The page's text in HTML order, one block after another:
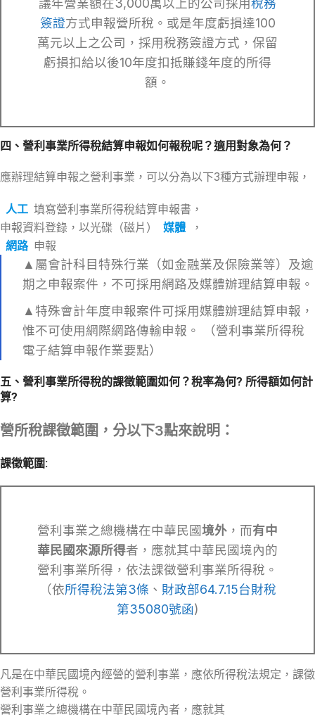
簽證方式申報營所稅。或是年度虧損達100
萬元以上之公司，採用稅務簽證方式，保留
虧損扣給以後10年度扣抵賺錢年度的所得
額。
四、營利事業所得稅結算申報如何報稅呢？適用對象為何？
應辦理結算申報之營利事業，可以分為以下3種方式辦理申報，
人工 填寫營利事業所得稅結算申報書，
申報資料登錄，以光碟（磁片）
媒體
，
網路 申報
▲屬會計科目特殊行業（如金融業及保險業等）及逾
期之申報案件，不可採用網路及媒體辦理結算申報。
▲特殊會計年度申報案件可採用媒體辦理結算申報，
惟不可使用網際網路傳輸申報。 （營利事業所得稅
電子結算申報作業要點）
五、營利事業所得稅的課徵範圍如何？稅率為何? 所得額如何計
算?
營所稅課徵範圍，分以下3點來說明：
課徵範圍:
營利事業之總機構在中華民國境外 ，而有中
華民國來源所得者，應就其中華民國境內的
營利事業所得，依法課徵營利事業所得稅。
（依所得稅法第3條 、 財政部64.7.15台財稅
第35080號函)
凡是在中華民國境內經營的營利事業，應依所得稅法規定，課徵
營利事業所得稅。
營利事業之總機構在中華民國境內者，應就其